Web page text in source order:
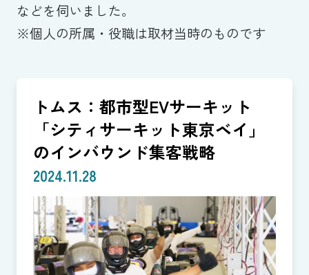
などを伺いました。
※個人の所属・役職は取材当時のものです
トムス：都市型EVサーキット
「シティサーキット東京ベイ」
のインバウンド集客戦略
2024.11.28